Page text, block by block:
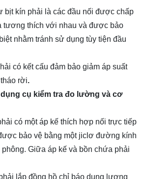
bịt kín phải là các đầu nối được chấp
tương thích với nhau và được bảo
nhằm tránh sử dụng tùy tiện đầu
có kết cấu đảm bảo giảm áp suất
rời.
cụ kiểm tra đo lường và cơ
có một áp kế thích hợp nối trực tiếp
bảo vệ bằng một jiclơ đường kính
phông. Giữa áp kế và bồn chứa phải
lắp đồng hồ chỉ báo dung lượng